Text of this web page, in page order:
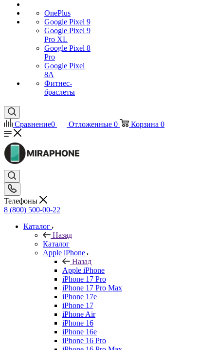
OnePlus
Google Pixel 9
Google Pixel 9
Pro XL
Google Pixel 8
Pro
Google Pixel
8A
Фитнес-
браслеты
Сравнение0 Отложенные 0 Корзина 0
Телефоны
8 (800) 500-00-22
Каталог
Назад
Каталог
Apple iPhone
Назад
Apple iPhone
iPhone 17 Pro
iPhone 17 Pro Max
iPhone 17e
iPhone 17
iPhone Air
iPhone 16
iPhone 16e
iPhone 16 Pro